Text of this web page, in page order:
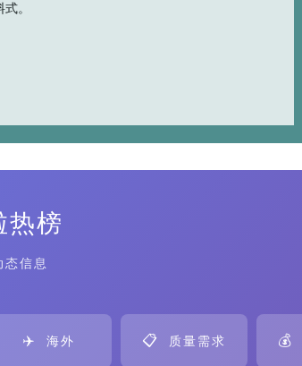
。
热榜
信息
✈️ 海外 📋 质量需求 💰